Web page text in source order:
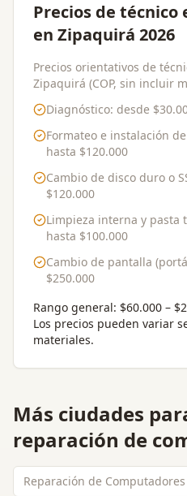
Precios de
en Zipaquirá 2026
Precios orientativos de
Zipaquirá (COP, sin incluir
Diagnóstico: desde
Formateo e instalación
hasta $120.000
Cambio de disco duro o
$120.000
Limpieza interna y pasta
hasta $100.000
Cambio de pantalla
$250.000
Rango general: $60.000 –
Los precios pueden variar
materiales.
Más ciudades
reparación de
Reparación de